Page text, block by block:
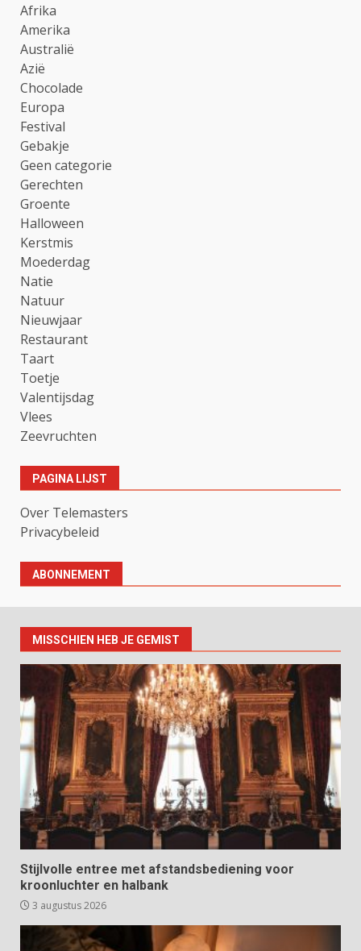
Afrika
Amerika
Australië
Azië
Chocolade
Europa
Festival
Gebakje
Geen categorie
Gerechten
Groente
Halloween
Kerstmis
Moederdag
Natie
Natuur
Nieuwjaar
Restaurant
Taart
Toetje
Valentijsdag
Vlees
Zeevruchten
PAGINA LIJST
Over Telemasters
Privacybeleid
ABONNEMENT
MISSCHIEN HEB JE GEMIST
Stijlvolle entree met afstandsbediening voor
kroonluchter en halbank
3 augustus 2026